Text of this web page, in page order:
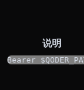
说明
Bearer